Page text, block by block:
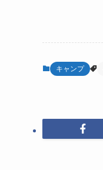
キャンプ